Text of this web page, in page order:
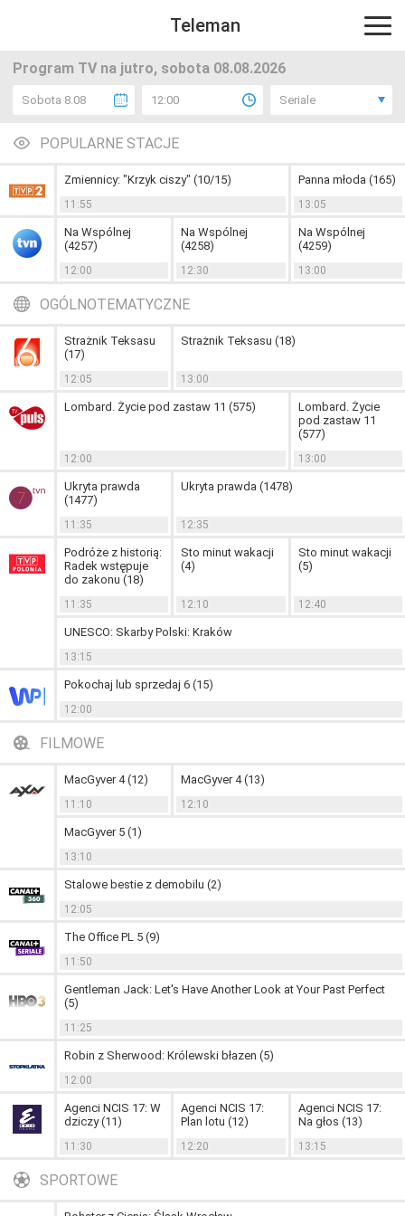
Teleman
Program TV na jutro, sobota 08.08.2026
Sobota 8.08 12:00 Seriale
POPULARNE STACJE
Zmiennicy: "Krzyk ciszy" (10/15)
11:55
Panna młoda (165)
13:05
Na Wspólnej
(4257)
12:00
Na Wspólnej
(4258)
12:30
Na Wspólnej
(4259)
13:00
OGÓLNOTEMATYCZNE
Strażnik Teksasu
(17)
12:05
Strażnik Teksasu (18)
13:00
Lombard. Życie pod zastaw 11 (575)
12:00
Lombard. Życie
pod zastaw 11
(577)
13:00
Ukryta prawda
(1477)
11:35
Ukryta prawda (1478)
12:35
Podróże z historią:
Radek wstępuje
do zakonu (18)
11:35
Sto minut wakacji
(4)
12:10
Sto minut wakacji
(5)
12:40
UNESCO: Skarby Polski: Kraków
13:15
Pokochaj lub sprzedaj 6 (15)
12:00
FILMOWE
MacGyver 4 (12)
11:10
MacGyver 4 (13)
12:10
MacGyver 5 (1)
13:10
Stalowe bestie z demobilu (2)
12:05
The Office PL 5 (9)
11:50
Gentleman Jack: Let's Have Another Look at Your Past Perfect
(5)
11:25
Robin z Sherwood: Królewski błazen (5)
12:00
Agenci NCIS 17: W
dziczy (11)
11:30
Agenci NCIS 17:
Plan lotu (12)
12:20
Agenci NCIS 17:
Na głos (13)
13:15
SPORTOWE